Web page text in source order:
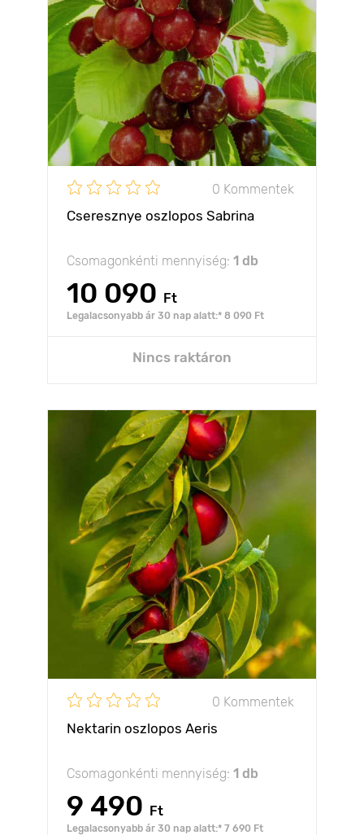
0 Kommentek
Cseresznye oszlopos Sabrina
Csomagonkénti mennyiség: 1 db
10 090 Ft
Legalacsonyabb ár 30 nap alatt:* 8 090 Ft
Nincs raktáron
0 Kommentek
Nektarin oszlopos Aeris
Csomagonkénti mennyiség: 1 db
9 490 Ft
Legalacsonyabb ár 30 nap alatt:* 7 690 Ft